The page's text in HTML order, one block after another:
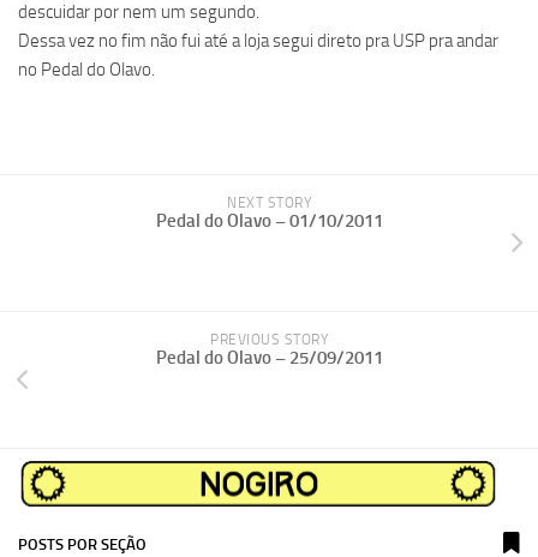
descuidar por nem um segundo.
Dessa vez no fim não fui até a loja segui direto pra USP pra andar
no Pedal do Olavo.
NEXT STORY
Pedal do Olavo – 01/10/2011
PREVIOUS STORY
Pedal do Olavo – 25/09/2011
POSTS POR SEÇÃO